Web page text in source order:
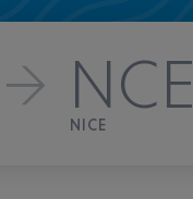
NCE
NICE